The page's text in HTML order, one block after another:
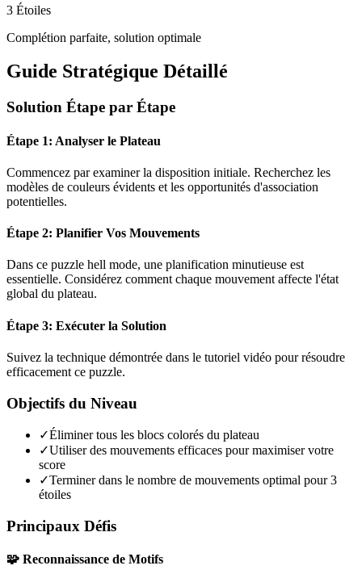
3 Étoiles
Complétion parfaite, solution optimale
Guide Stratégique Détaillé
Solution Étape par Étape
Étape 1: Analyser le Plateau
Commencez par examiner la disposition initiale. Recherchez les
modèles de couleurs évidents et les opportunités d'association
potentielles.
Étape 2: Planifier Vos Mouvements
Dans ce puzzle hell mode, une planification minutieuse est
essentielle. Considérez comment chaque mouvement affecte l'état
global du plateau.
Étape 3: Exécuter la Solution
Suivez la technique démontrée dans le tutoriel vidéo pour résoudre
efficacement ce puzzle.
Objectifs du Niveau
✓Éliminer tous les blocs colorés du plateau
✓Utiliser des mouvements efficaces pour maximiser votre
score
✓Terminer dans le nombre de mouvements optimal pour 3
étoiles
Principaux Défis
🧩 Reconnaissance de Motifs